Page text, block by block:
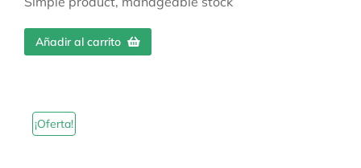
Añadir al carrito
¡Oferta!